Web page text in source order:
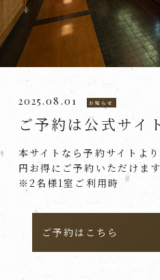
2025.08.01 お知らせ
ご予約は公式サイ
本サイトなら予約サイトよ
円お得にご予約いただけます
※2名様1室ご利用時
ご予約はこちら